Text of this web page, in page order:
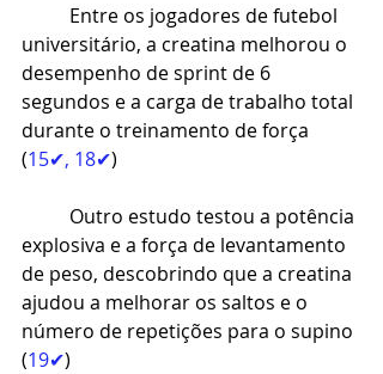
Entre os jogadores de futebol
universitário, a creatina melhorou o
desempenho de sprint de 6
segundos e a carga de trabalho total
durante o treinamento de força
(15✔, 18✔)
Outro estudo testou a potência
explosiva e a força de levantamento
de peso, descobrindo que a creatina
ajudou a melhorar os saltos e o
número de repetições para o supino
(19✔)